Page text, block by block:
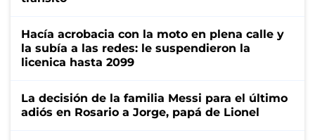
Hacía acrobacia con la moto en plena calle y
la subía a las redes: le suspendieron la
licenica hasta 2099
La decisión de la familia Messi para el último
adiós en Rosario a Jorge, papá de Lionel